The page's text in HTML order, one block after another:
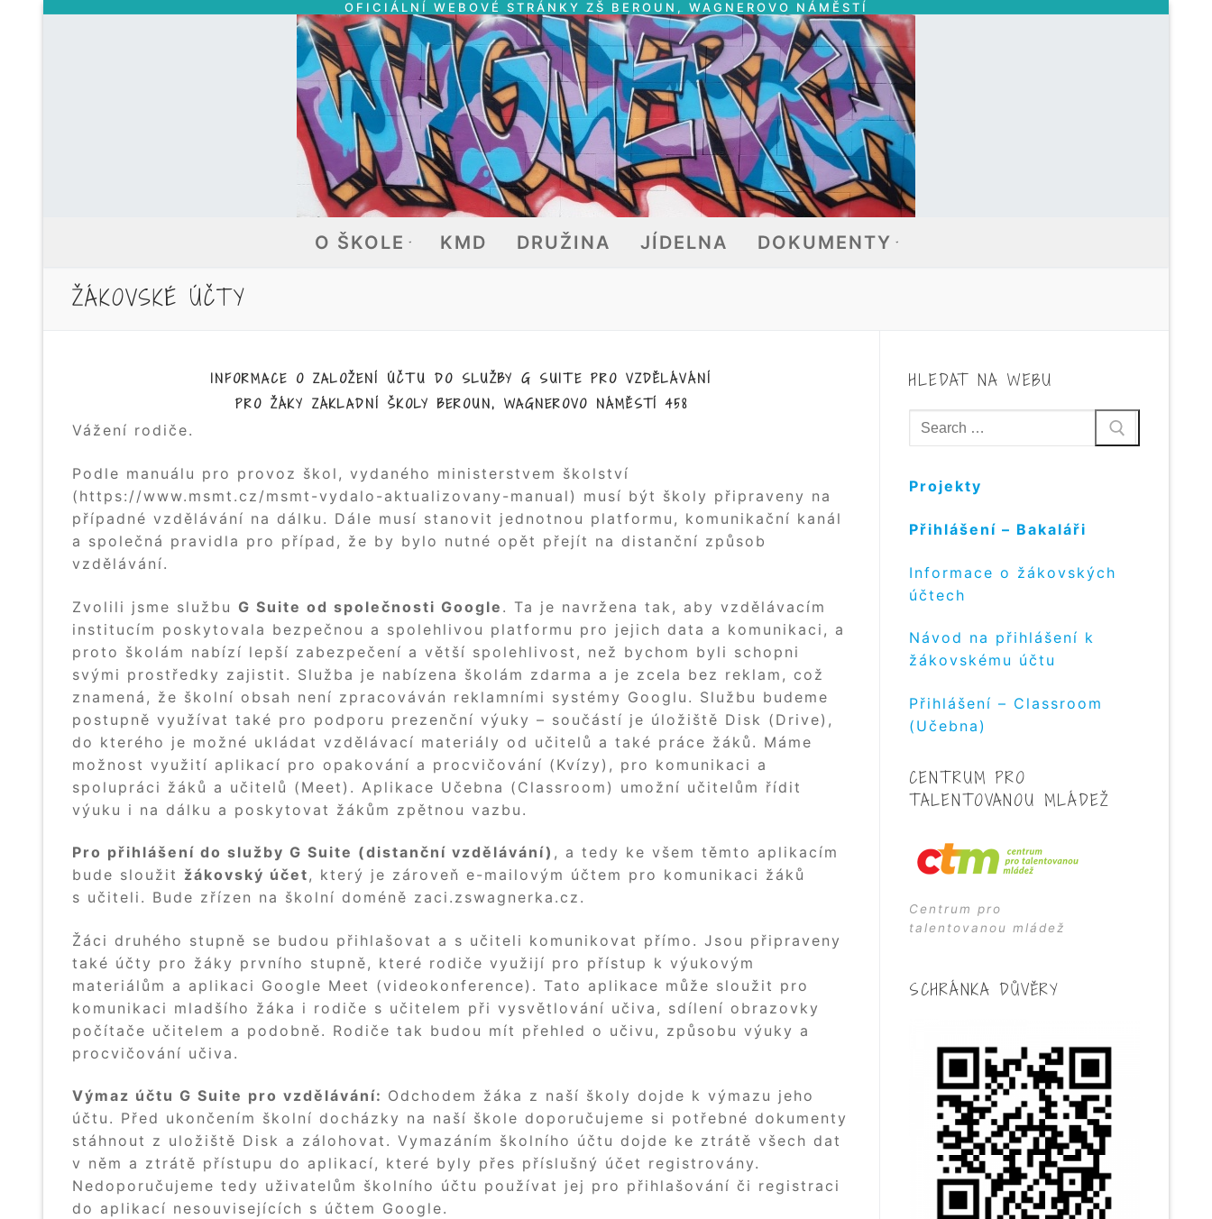
Přeskočit
OFICIÁLNÍ WEBOVÉ STRÁNKY ZŠ BEROUN, WAGNEROVO NÁMĚSTÍ
O ŠKOLE KMD DRUŽINA JÍDELNA DOKUMENTY
ŽÁKOVSKÉ ÚČTY
INFORMACE O ZALOŽENÍ ÚČTU DO SLUŽBY G SUITE PRO VZDĚLÁVÁNÍ
PRO ŽÁKY ZÁKLADNÍ ŠKOLY BEROUN, WAGNEROVO NÁMĚSTÍ 458
Vážení rodiče.
Podle manuálu pro provoz škol, vydaného ministerstvem školství
(https://www.msmt.cz/msmt-vydalo-aktualizovany-manual) musí být školy připraveny na
případné vzdělávání na dálku. Dále musí stanovit jednotnou platformu, komunikační kanál
a společná pravidla pro případ, že by bylo nutné opět přejít na distanční způsob
vzdělávání.
Zvolili jsme službu G Suite od společnosti Google . Ta je navržena tak, aby vzdělávacím
institucím poskytovala bezpečnou a spolehlivou platformu pro jejich data a komunikaci, a
proto školám nabízí lepší zabezpečení a větší spolehlivost, než bychom byli schopni
svými prostředky zajistit. Služba je nabízena školám zdarma a je zcela bez reklam, což
znamená, že školní obsah není zpracováván reklamními systémy Googlu. Službu budeme
postupně využívat také pro podporu prezenční výuky – součástí je úložiště Disk (Drive),
do kterého je možné ukládat vzdělávací materiály od učitelů a také práce žáků. Máme
možnost využití aplikací pro opakování a procvičování (Kvízy), pro komunikaci a
spolupráci žáků a učitelů (Meet). Aplikace Učebna (Classroom) umožní učitelům řídit
výuku i na dálku a poskytovat žákům zpětnou vazbu.
Pro přihlášení do služby G Suite (distanční vzdělávání) , a tedy ke všem těmto aplikacím
bude sloužit žákovský účet, který je zároveň e-mailovým účtem pro komunikaci žáků
s učiteli. Bude zřízen na školní doméně zaci.zswagnerka.cz.
Žáci druhého stupně se budou přihlašovat a s učiteli komunikovat přímo. Jsou připraveny
také účty pro žáky prvního stupně, které rodiče využijí pro přístup k výukovým
materiálům a aplikaci Google Meet (videokonference). Tato aplikace může sloužit pro
komunikaci mladšího žáka i rodiče s učitelem při vysvětlování učiva, sdílení obrazovky
počítače učitelem a podobně. Rodiče tak budou mít přehled o učivu, způsobu výuky a
procvičování učiva.
Výmaz účtu G Suite pro vzdělávání: Odchodem žáka z naší školy dojde k výmazu jeho
účtu. Před ukončením školní docházky na naší škole doporučujeme si potřebné dokumenty
stáhnout z uložiště Disk a zálohovat. Vymazáním školního účtu dojde ke ztrátě všech dat
v něm a ztrátě přístupu do aplikací, které byly přes příslušný účet registrovány.
Nedoporučujeme tedy uživatelům školního účtu používat jej pro přihlašování či registraci
do aplikací nesouvisejících s účtem Google.
HLEDAT NA WEBU
Hledat:
Projekty
Přihlášení – Bakaláři
Informace o žákovských
účtech
Návod na přihlášení k
žákovskému účtu
Přihlášení – Classroom
(Učebna)
CENTRUM PRO
TALENTOVANOU MLÁDEŽ
Centrum pro
talentovanou mládež
SCHRÁNKA DŮVĚRY